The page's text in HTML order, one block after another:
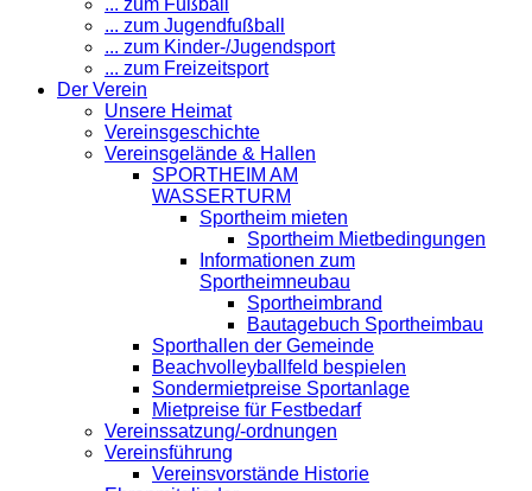
... zum Fußball
... zum Jugendfußball
... zum Kinder-/Jugendsport
... zum Freizeitsport
Der Verein
Unsere Heimat
Vereinsgeschichte
Vereinsgelände & Hallen
SPORTHEIM AM
WASSERTURM
Sportheim mieten
Sportheim Mietbedingungen
Informationen zum
Sportheimneubau
Sportheimbrand
Bautagebuch Sportheimbau
Sporthallen der Gemeinde
Beachvolleyballfeld bespielen
Sondermietpreise Sportanlage
Mietpreise für Festbedarf
Vereinssatzung/-ordnungen
Vereinsführung
Vereinsvorstände Historie